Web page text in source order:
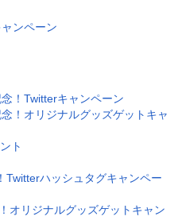
ャンペーン
念！Twitterキャンペーン
念！オリジナルグッズゲットキャ
ト
Twitterハッシュタグキャンペー
オリジナルグッズゲットキャン